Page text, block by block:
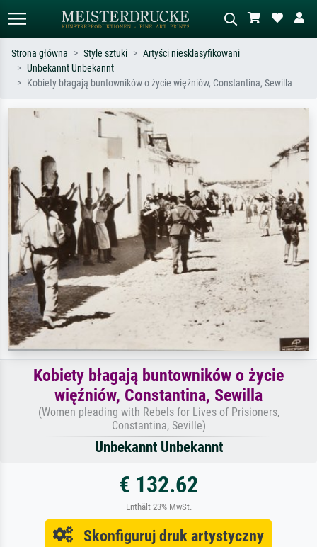
Wyszukiwanie standardowe Wyszukiwanie obrazów AI
Monet, Gwiaździsta noc,
impresjonizm, fala Hokusaia, akt.
Strona główna Style sztuki
Artyści niesklasyfikowani
Unbekannt Unbekannt
Kobiety błagają buntowników o życie więźniów, Constantina, Sewilla
Kobiety błagają buntowników o życie
więźniów, Constantina, Sewilla
(Women pleading with Rebels for Lives of Prisioners,
Constantina, Seville)
Unbekannt Unbekannt
€ 132.62
Enthält 23% MwSt.
Skonfiguruj druk artystyczny